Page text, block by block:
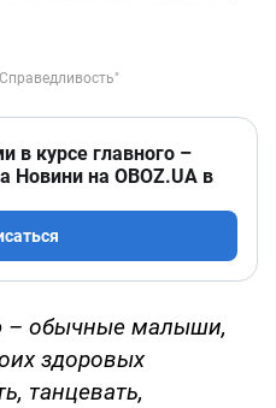
в курсе главного –
Новини на OBOZ.UA в
– обычные малыши,
здоровых
танцевать,